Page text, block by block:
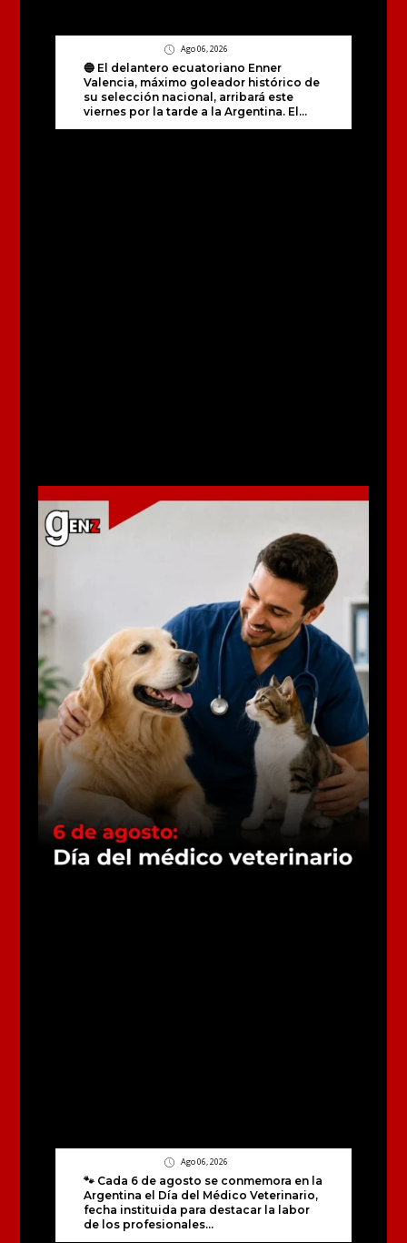
Ago 06, 2026
🔵 El delantero ecuatoriano Enner
Valencia, máximo goleador histórico de
su selección nacional, arribará este
viernes por la tarde a la Argentina. El...
Ago 06, 2026
🐾 Cada 6 de agosto se conmemora en la
Argentina el Día del Médico Veterinario,
fecha instituida para destacar la labor
de los profesionales...